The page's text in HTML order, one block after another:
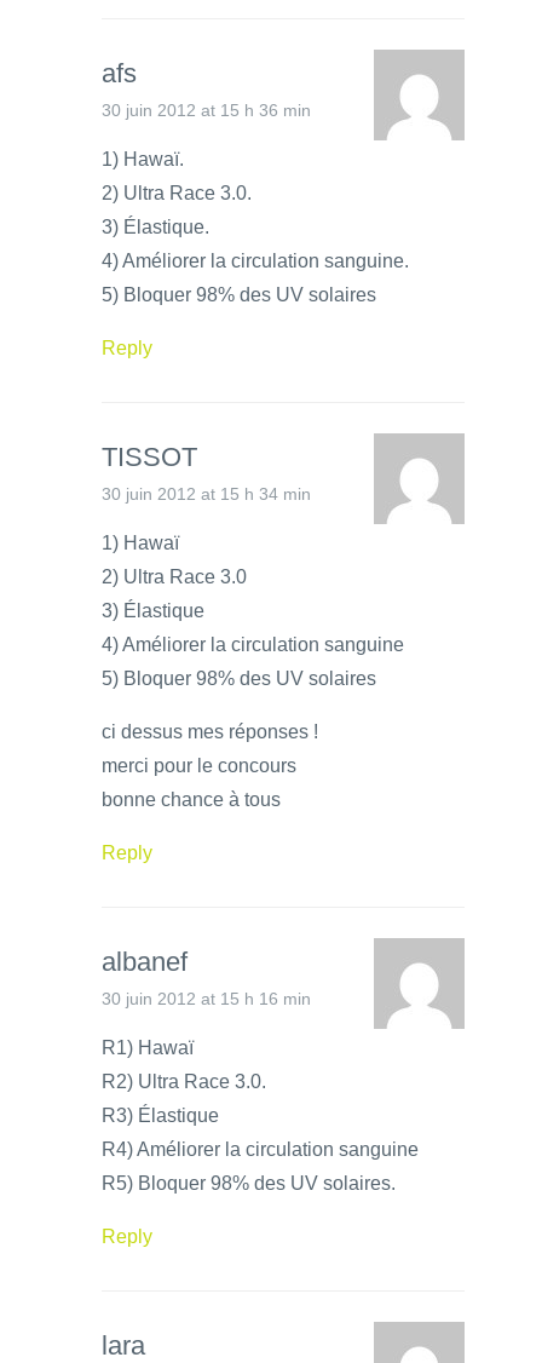
afs
30 juin 2012 at 15 h 36 min
1) Hawaï.
2) Ultra Race 3.0.
3) Élastique.
4) Améliorer la circulation sanguine.
5) Bloquer 98% des UV solaires
Reply
TISSOT
30 juin 2012 at 15 h 34 min
1) Hawaï
2) Ultra Race 3.0
3) Élastique
4) Améliorer la circulation sanguine
5) Bloquer 98% des UV solaires
ci dessus mes réponses !
merci pour le concours
bonne chance à tous
Reply
albanef
30 juin 2012 at 15 h 16 min
R1) Hawaï
R2) Ultra Race 3.0.
R3) Élastique
R4) Améliorer la circulation sanguine
R5) Bloquer 98% des UV solaires.
Reply
lara